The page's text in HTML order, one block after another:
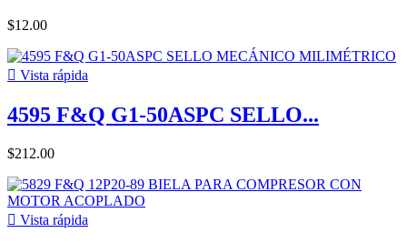
$12.00
 Vista rápida
4595 F&Q G1-50ASPC SELLO...
$212.00
 Vista rápida